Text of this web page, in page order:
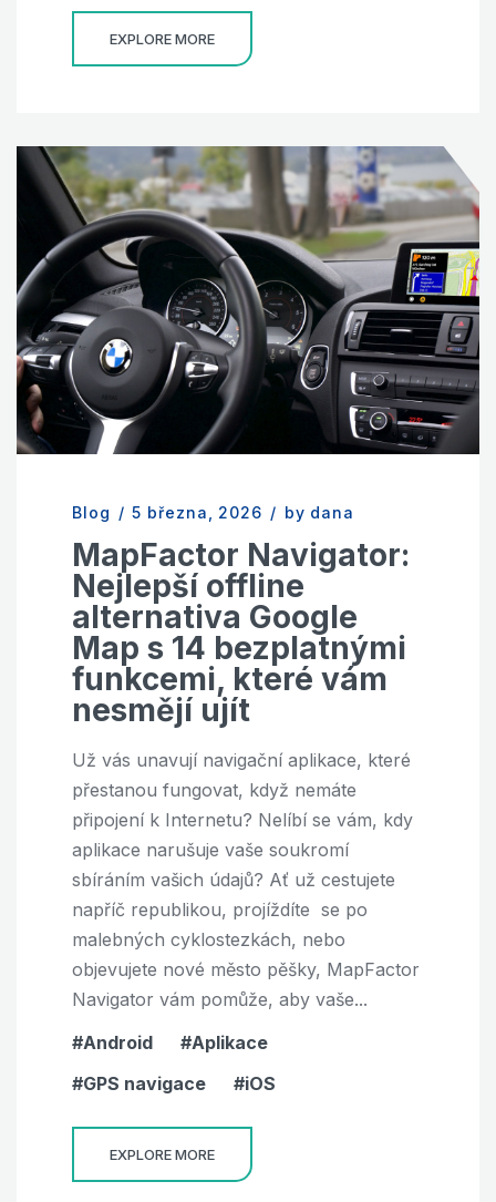
EXPLORE MORE
Blog / 5 března, 2026 / by dana
MapFactor Navigator:
Nejlepší offline
alternativa Google
Map s 14 bezplatnými
funkcemi, které vám
nesmějí ujít
Už vás unavují navigační aplikace, které
přestanou fungovat, když nemáte
připojení k Internetu? Nelíbí se vám, kdy
aplikace narušuje vaše soukromí
sbíráním vašich údajů? Ať už cestujete
napříč republikou, projíždíte se po
malebných cyklostezkách, nebo
objevujete nové město pěšky, MapFactor
Navigator vám pomůže, aby vaše...
Android
Aplikace
GPS navigace
iOS
EXPLORE MORE